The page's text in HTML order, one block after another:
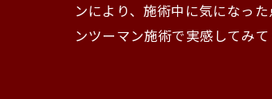
ンにより、施術中に気になっ
ンツーマン施術で実感してみて